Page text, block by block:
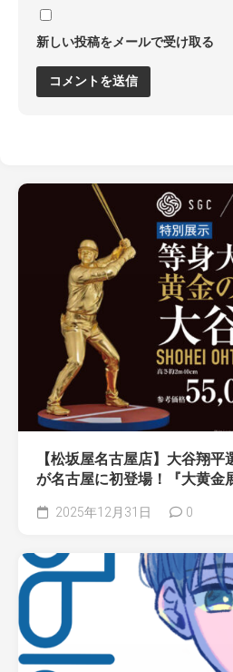
新しい投稿をメールで受け取る
【松坂屋名古屋店】大谷翔
が名古屋に初登場！『大黄金
2025年12月31日 0